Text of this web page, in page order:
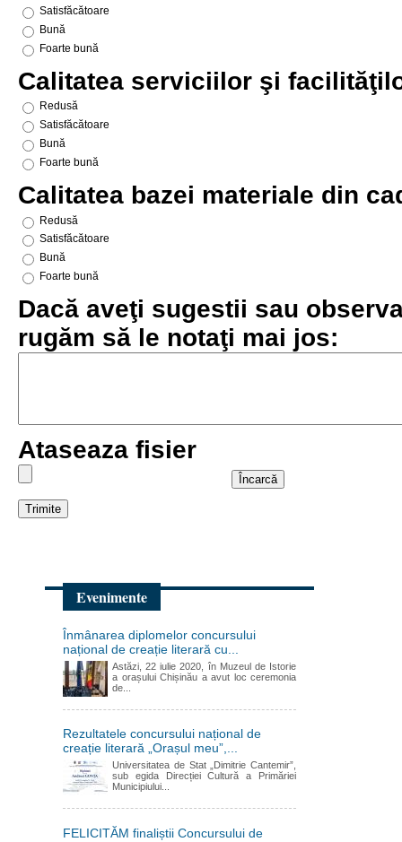
Satisfăcătoare
Bună
Foarte bună
Calitatea serviciilor şi
Redusă
Satisfăcătoare
Bună
Foarte bună
Calitatea bazei materiale din
Redusă
Satisfăcătoare
Bună
Foarte bună
Dacă aveţi sugestii sau
rugăm să le notaţi mai jos:
Ataseaza fisier
Evenimente
Înmânarea diplomelor concursului
național de creație literară cu...
Astăzi, 22 iulie 2020, în Muzeul de Istorie
a orașului Chișinău a avut loc ceremonia
de...
Rezultatele concursului național de
creație literară „Orașul meu”,...
Universitatea de Stat „Dimitrie Cantemir”,
sub egida Direcției Cultură a Primăriei
Municipiului...
FELICITĂM finaliștii Concursului de